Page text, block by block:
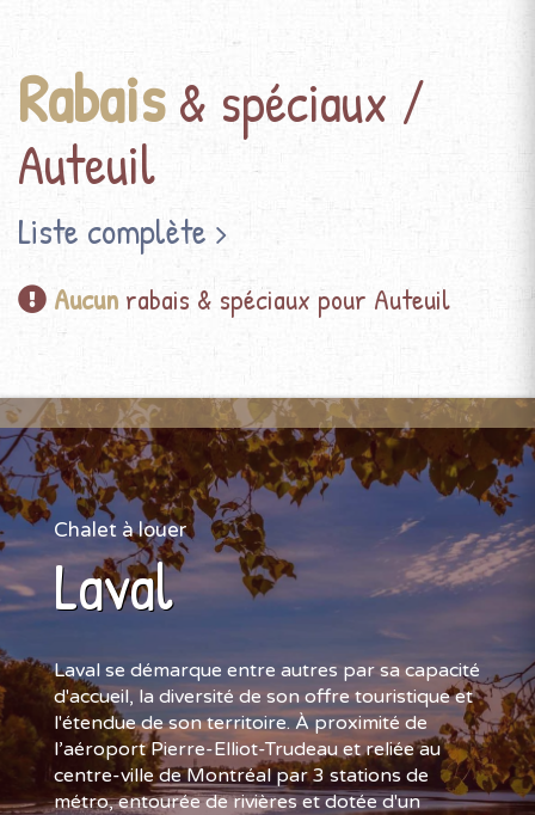
Rabais& spéciaux /
Auteuil
Liste complète
Aucun rabais & spéciaux pour Auteuil
Chalet à louer
Laval
Laval se démarque entre autres par sa capacité
d'accueil, la diversité de son offre touristique et
l'étendue de son territoire. À proximité de
l’aéroport Pierre-Elliot-Trudeau et reliée au
centre-ville de Montréal par 3 stations de
métro, entourée de rivières et dotée d'un